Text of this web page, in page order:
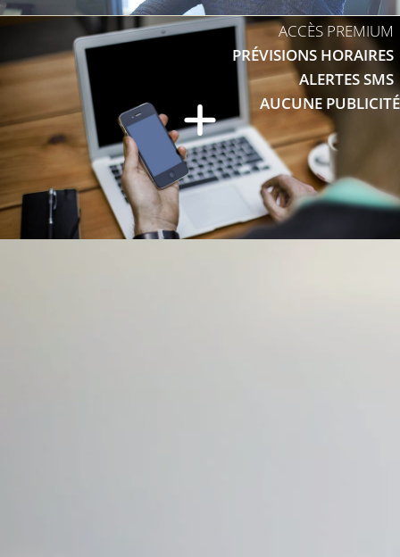
ACCÈS PREMIUM
PRÉVISIONS HORAIRES
ALERTES SMS
AUCUNE PUBLICITÉ